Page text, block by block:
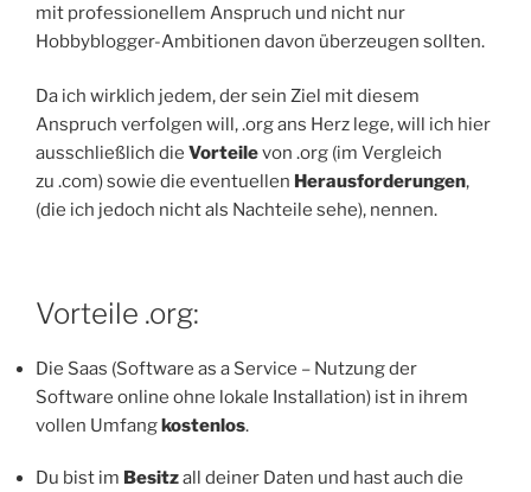
mit professionellem Anspruch und nicht nur
Hobbyblogger-Ambitionen davon überzeugen sollten.
Da ich wirklich jedem, der sein Ziel mit diesem
Anspruch verfolgen will, .org ans Herz lege, will ich hier
ausschließlich die Vorteilevon .org (im Vergleich
zu .com) sowie die eventuellen Herausforderungen,
(die ich jedoch nicht als Nachteile sehe), nennen.
Vorteile .org:
Die Saas (Software as a Service – Nutzung der
Software online ohne lokale Installation) ist in ihrem
vollen Umfangkostenlos.
Du bist im Besitzall deiner Daten und hast auch die